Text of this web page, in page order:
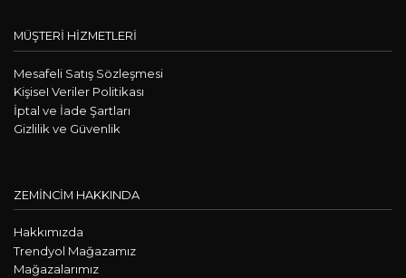
MÜŞTERİ HİZMETLERİ
Mesafeli Satış Sözleşmesi
KişiseI Veriler Politikası
İptal ve İade Şartları
Gizlilik ve Güvenlik
ZEMİNCİM HAKKINDA
Hakkımızda
Trendyol Mağazamız
Mağazalarımız